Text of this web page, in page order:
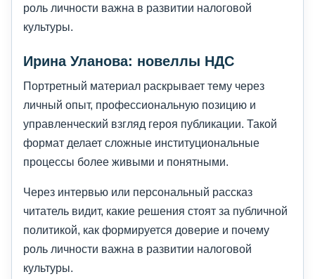
роль личности важна в развитии налоговой
культуры.
Ирина Уланова: новеллы НДС
Портретный материал раскрывает тему через
личный опыт, профессиональную позицию и
управленческий взгляд героя публикации. Такой
формат делает сложные институциональные
процессы более живыми и понятными.
Через интервью или персональный рассказ
читатель видит, какие решения стоят за публичной
политикой, как формируется доверие и почему
роль личности важна в развитии налоговой
культуры.